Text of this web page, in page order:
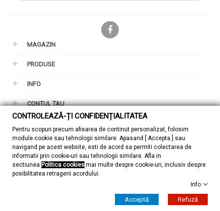
MAGAZIN
PRODUSE
INFO
CONTUL TAU
GDPR
© 2026 - ZuMont Shop SRL
CONTROLEAZĂ-ȚI CONFIDENȚIALITATEA
Pentru scopuri precum afisarea de continut personalizat, folosim
module cookie sau tehnologii similare. Apasand [ Accepta ] sau
navigand pe acest website, esti de acord sa permiti colectarea de
informatii prin cookie-uri sau tehnologii similare. Afla in
sectiunea Politica cookies mai multe despre cookie-uri, inclusiv despre
posibilitatea retragerii acordului.
Info
Acceptă Refuză